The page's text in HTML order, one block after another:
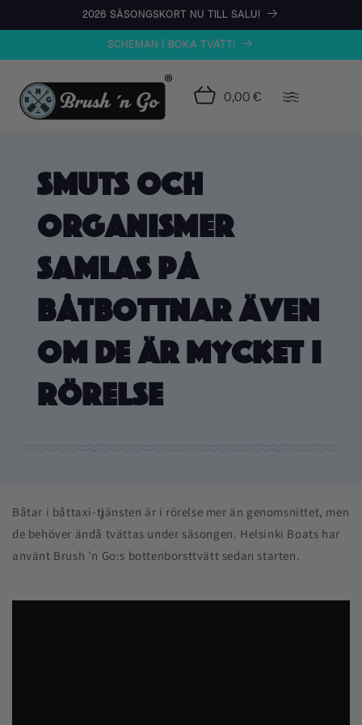
2026 SÄSONGSKORT NU TILL SALU!
SCHEMAN | BOKA TVÄTT!
0,00 €
Smuts och
organismer
samlas på
båtbottnar även
om de är mycket i
rörelse
Båtar i båttaxi-tjänsten är i rörelse mer än genomsnittet, men
de behöver ändå tvättas under säsongen. Helsinki Boats har
använt Brush ’n Go:s bottenborsttvätt sedan starten.